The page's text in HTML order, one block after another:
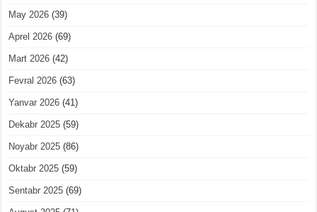
May 2026 (39)
Aprel 2026 (69)
Mart 2026 (42)
Fevral 2026 (63)
Yanvar 2026 (41)
Dekabr 2025 (59)
Noyabr 2025 (86)
Oktabr 2025 (59)
Sentabr 2025 (69)